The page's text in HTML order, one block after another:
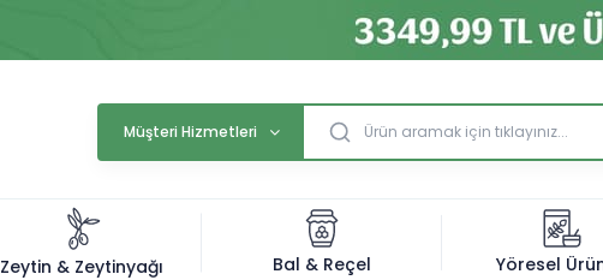
Müşteri Hizmetleri
Zeytin & Zeytinyağı Bal & Reçel Yöresel